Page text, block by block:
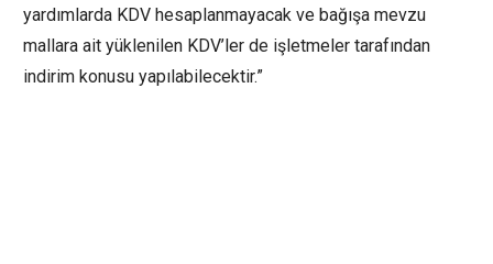
yardımlarda KDV hesaplanmayacak ve bağışa mevzu
mallara ait yüklenilen KDV’ler de işletmeler tarafından
indirim konusu yapılabilecektir.”